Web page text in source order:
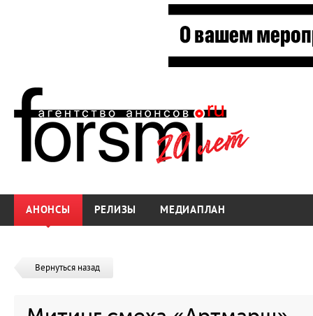
АНОНСЫ РЕЛИЗЫ МЕДИАПЛАН
Вернуться назад